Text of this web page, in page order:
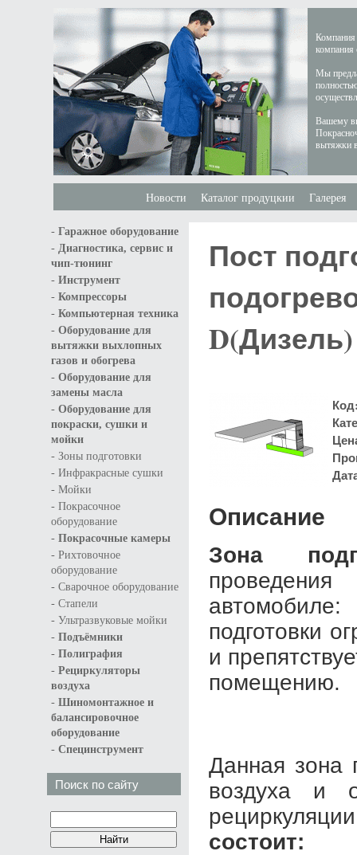
Компания
компания
Мы
Вашему
вытяжки
Новости Каталог продуцкии Галерея
- Гаражное оборудование
- Диагностика, сервис и
чип-тюнинг
- Инструмент
- Компрессоры
- Компьютерная техника
- Оборудование для
вытяжки выхлопных
газов и обогрева
- Оборудование для
замены масла
- Оборудование для
покраски, сушки и
мойки
- Зоны подготовки
- Инфракрасные сушки
- Мойки
- Покрасочное
оборудование
- Покрасочные камеры
- Рихтовочное
оборудование
- Сварочное оборудование
- Стапели
- Ультразвуковые мойки
- Подъёмники
- Полиграфия
- Рециркуляторы
воздуха
- Шиномонтажное и
балансировочное
оборудование
- Специнструмент
Поиск по сайту
Пост
D(Дизель)
Описание
Зона
подготовки
и
помещению.
Данная зона
воздуха и
состоит: